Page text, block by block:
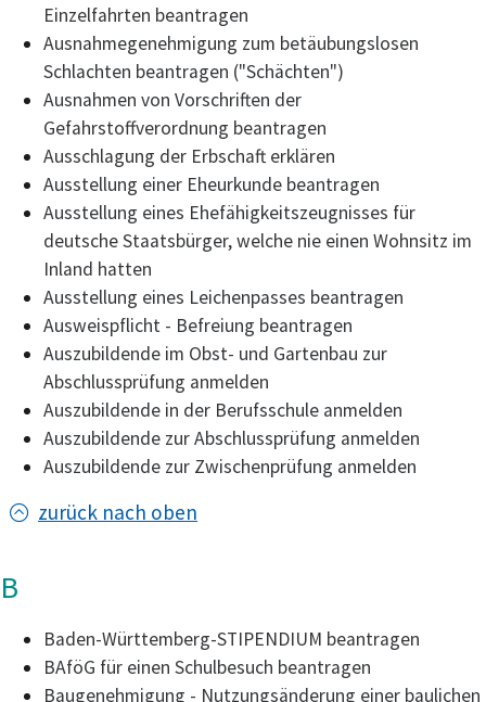
Einzelfahrten beantragen
Ausnahmegenehmigung zum betäubungslosen
Schlachten beantragen ("Schächten")
Ausnahmen von Vorschriften der
Gefahrstoffverordnung beantragen
Ausschlagung der Erbschaft erklären
Ausstellung einer Eheurkunde beantragen
Ausstellung eines Ehefähigkeitszeugnisses für
deutsche Staatsbürger, welche nie einen Wohnsitz im
Inland hatten
Ausstellung eines Leichenpasses beantragen
Ausweispflicht - Befreiung beantragen
Auszubildende im Obst- und Gartenbau zur
Abschlussprüfung anmelden
Auszubildende in der Berufsschule anmelden
Auszubildende zur Abschlussprüfung anmelden
Auszubildende zur Zwischenprüfung anmelden
zurück nach oben
B
Baden-Württemberg-STIPENDIUM beantragen
BAföG für einen Schulbesuch beantragen
Baugenehmigung - Nutzungsänderung einer baulichen